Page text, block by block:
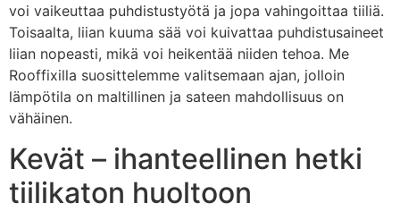
voi vaikeuttaa puhdistustyötä ja jopa vahingoittaa tiiliä.
Toisaalta, liian kuuma sää voi kuivattaa puhdistusaineet
liian nopeasti, mikä voi heikentää niiden tehoa. Me
Rooffixilla suosittelemme valitsemaan ajan, jolloin
lämpötila on maltillinen ja sateen mahdollisuus on
vähäinen.
Kevät – ihanteellinen hetki
tiilikaton huoltoon